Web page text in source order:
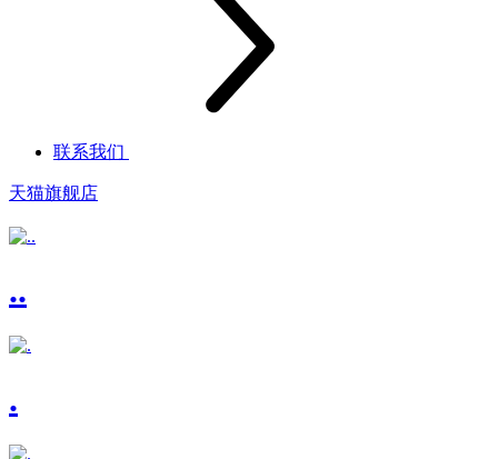
联系我们
天猫旗舰店
..
.